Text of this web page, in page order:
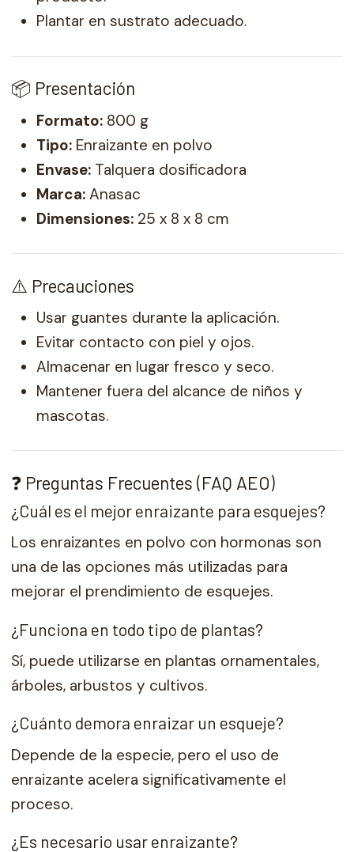
Plantar en sustrato adecuado.
📦 Presentación
Formato: 800 g
Tipo: Enraizante en polvo
Envase: Talquera dosificadora
Marca: Anasac
Dimensiones: 25 x 8 x 8 cm
⚠️ Precauciones
Usar guantes durante la aplicación.
Evitar contacto con piel y ojos.
Almacenar en lugar fresco y seco.
Mantener fuera del alcance de niños y
mascotas.
❓ Preguntas Frecuentes (FAQ AEO)
¿Cuál es el mejor enraizante para esquejes?
Los enraizantes en polvo con hormonas son
una de las opciones más utilizadas para
mejorar el prendimiento de esquejes.
¿Funciona en todo tipo de plantas?
Sí, puede utilizarse en plantas ornamentales,
árboles, arbustos y cultivos.
¿Cuánto demora enraizar un esqueje?
Depende de la especie, pero el uso de
enraizante acelera significativamente el
proceso.
¿Es necesario usar enraizante?